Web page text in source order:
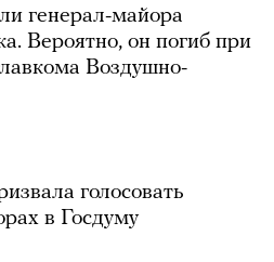
генерал-майора
Вероятно, он погиб при
Воздушно-
голосовать
в Госдуму